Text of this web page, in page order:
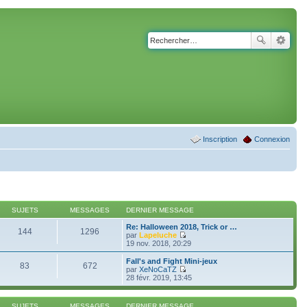
Connexion
Inscription
SUJETS MESSAGES DERNIER MESSAGE
144 1296
Re: Halloween 2018, Trick or …
par Lapeluche
C
o
n
s
u
l
t
e
19 nov. 2018, 20:29
83 672
Fall's and Fight Mini-jeux
par XeNoCaTZ
C
o
n
28 févr. 2019, 13:45